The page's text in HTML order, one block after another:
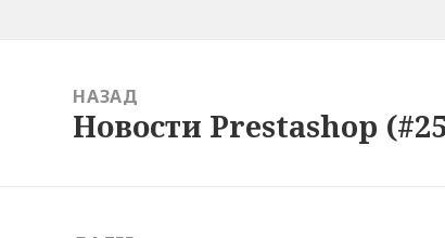
записям
НАЗАД
Предыдущая
Новости Prestashop